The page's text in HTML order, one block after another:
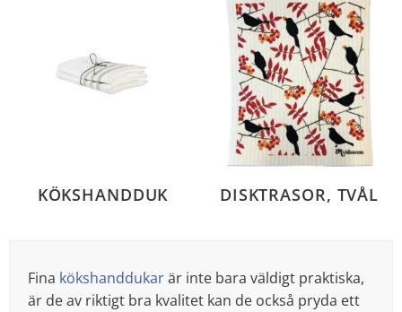
KÖKSHANDDUK DISKTRASOR, TVÅL
Fina kökshanddukarär inte bara väldigt praktiska,
är de av riktigt bra kvalitet kan de också pryda ett